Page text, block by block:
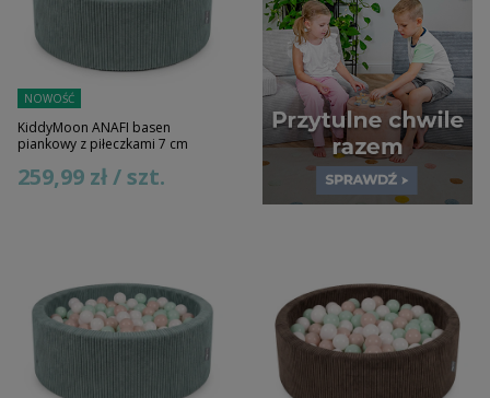
NOWOŚĆ
KiddyMoon ANAFI basen
piankowy z piłeczkami 7 cm
259,99 zł / szt.